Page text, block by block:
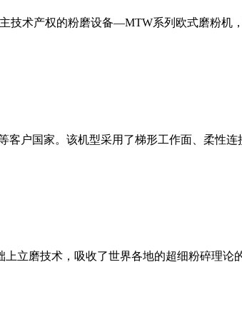
技术产权的粉磨设备—MTW系列欧式磨粉机
户国家。该机型采用了梯形工作面、柔性
立磨技术，吸收了世界各地的超细粉碎理